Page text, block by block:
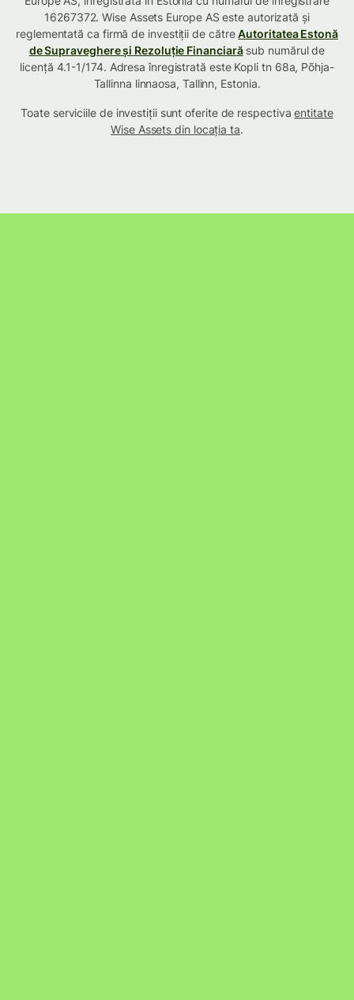
16267372. Wise Assets Europe AS este autorizată și
reglementată ca firmă de investiții de cătreAutoritatea Estonă
de Supraveghere și Rezoluție Financiarăsub numărul de
licență 4.1-1/174. Adresa înregistrată este Kopli tn 68a, Põhja-
Tallinna linnaosa, Tallinn, Estonia.
Toate serviciile de investiții sunt oferite de respectivaentitate
Wise Assets din locația ta.